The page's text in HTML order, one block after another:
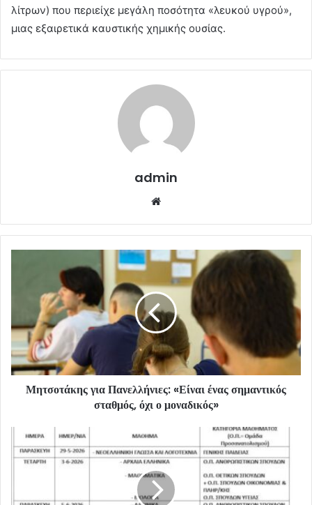
λίτρων) που περιείχε μεγάλη ποσότητα «λευκού υγρού»,
μιας εξαιρετικά καυστικής χημικής ουσίας.
admin
Μητσοτάκης για Πανελλήνιες: «Είναι ένας σημαντικός
σταθμός, όχι ο μοναδικός»